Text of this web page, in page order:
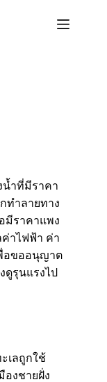
น้ำที่มีราคา
ทำลายทาง
มีราคาแพง
าไฟฟ้า ค่า
พื่อขออนุญาต
รุนแรงไป
เลถูกใช้
องชายฝั่ง